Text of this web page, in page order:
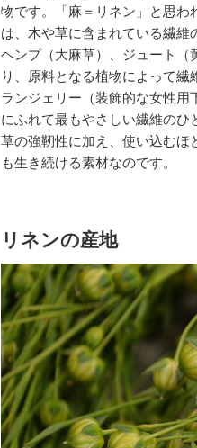
物です。「麻＝リネン」と思わ
は、木や草に含まれている繊
ヘンプ（大麻草）、ジュート（
り、原料となる植物によって
ランジェリー（装飾的な女性
にふれて最もやさしい繊維の
草の強靭性に加え、使い込むほ
も生き続ける素材なのです。
リネンの産地